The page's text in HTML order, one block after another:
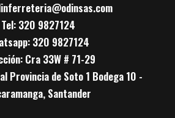
Tel: 320 9827124
320 9827124
Cra 33W # 71-29
Provincia de Soto 1 Bodega 10 -
Santander